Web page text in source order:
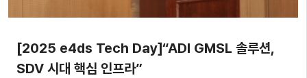
[2025 e4ds Tech Day]“ADI GMSL 솔루션,
SDV 시대 핵심 인프라”